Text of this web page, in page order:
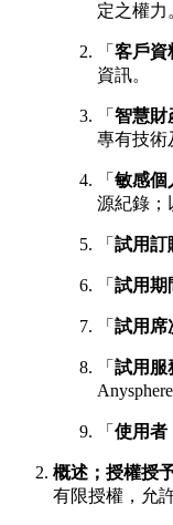
定之權力
「 客戶資
資訊。
「 智慧財
專有技術
「 敏感個
源紀錄；
「 試用訂
「 試用期
「 試用席
「 試用服
「 使用者
概述；授權授予
有限授權，允